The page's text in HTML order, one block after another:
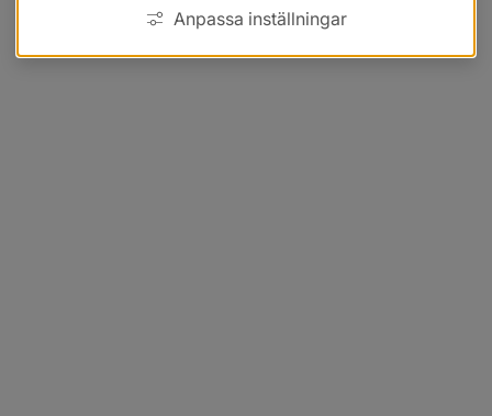
Anpassa inställningar